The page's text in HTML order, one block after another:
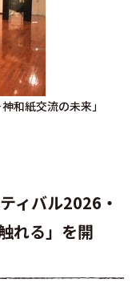
神和紙交流の未来」
ィバル2026・
れる」を開